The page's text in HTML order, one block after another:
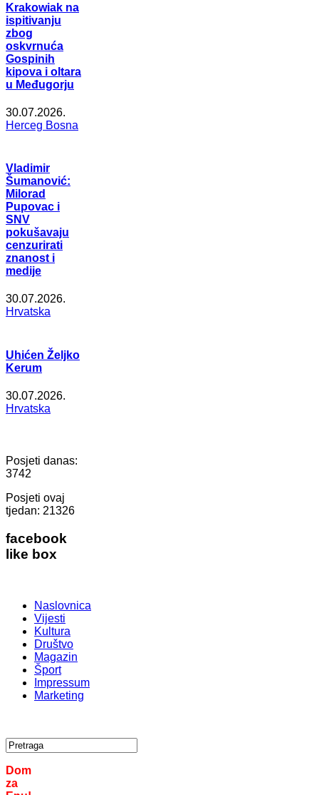
Krakowiak na
ispitivanju
zbog
oskvrnuća
Gospinih
kipova i oltara
u Međugorju
30.07.2026.
Herceg Bosna
Vladimir
Šumanović:
Milorad
Pupovac i
SNV
pokušavaju
cenzurirati
znanost i
medije
30.07.2026.
Hrvatska
Uhićen Željko
Kerum
30.07.2026.
Hrvatska
Posjeti danas:
3742
Posjeti ovaj
tjedan: 21326
facebook
like box
Naslovnica
Vijesti
Kultura
Društvo
Magazin
Šport
Impressum
Marketing
Dom
za